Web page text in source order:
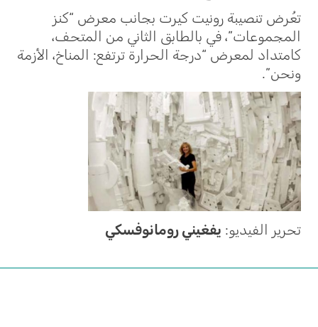
تعُرض تنصيبة رونيت كيرت بجانب معرض “كنز
المجموعات”، في بالطابق الثاني من المتحف،
كامتداد لمعرض “درجة الحرارة ترتفع: المناخ، الأزمة
ونحن”.
تحرير الفيديو: يفغيني رومانوفسكي